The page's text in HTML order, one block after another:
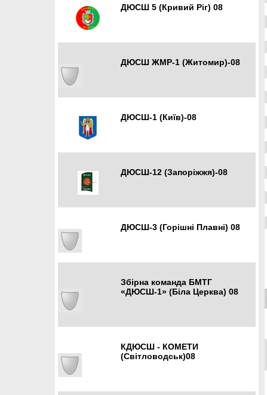
ДЮСШ 5 (Кривий Ріг) 08
ДЮСШ ЖМР-1 (Житомир)-08
ДЮСШ-1 (Київ)-08
ДЮСШ-12 (Запоріжжя)-08
ДЮСШ-3 (Горішні Плавні) 08
Збірна команда БМТГ
«ДЮСШ-1» (Біла Церква) 08
КДЮСШ - КОМЕТИ
(Світловодськ)08